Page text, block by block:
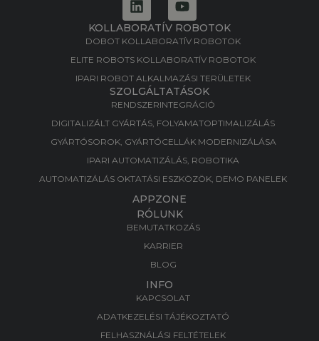
KOLLABORATÍV ROBOTOK
DOBOT KOLLABORATÍV ROBOTOK
ELITE ROBOTS KOLLABORATÍV ROBOTOK
IPARI ROBOT ALKALMAZÁSI TERÜLETEK
SZOLGÁLTATÁSOK
RENDSZERINTEGRÁCIÓ
DIGITALIZÁLT GYÁRTÁS, FOLYAMATOPTIMALIZÁLÁS​
GYÁRTÓSOROK, GYÁRTÓCELLÁK MODERNIZÁLÁSA​
IPARI AUTOMATIZÁLÁS, ROBOTIKA​
AUTOMATIZÁLÁS OKTATÁSI ESZKÖZÖK, DEMO PANELEK​
APPZONE
RÓLUNK
BEMUTATKOZÁS
KARRIER
BLOG
INFO
KAPCSOLAT
ADATKEZELÉSI TÁJÉKOZTATÓ
FELHASZNÁLÁSI FELTÉTELEK